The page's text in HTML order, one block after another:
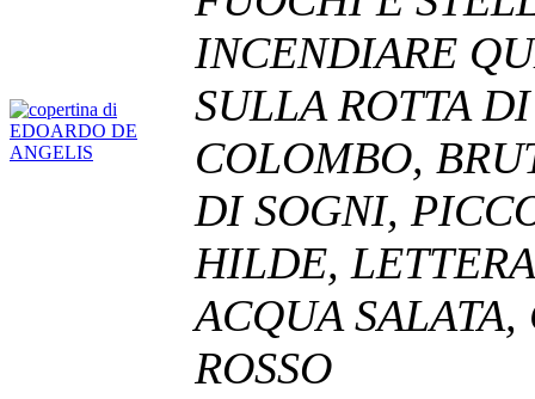
INCENDIARE
SULLA ROTTA
COLOMBO,
DI SOGNI,
HILDE,
ACQUA
ROSSO